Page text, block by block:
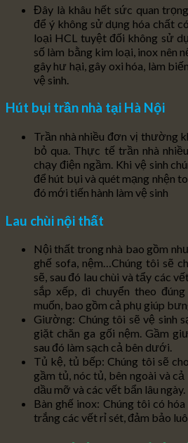
Đây là khâu hết sức quan
để ý không sử dụng hóa chất
loại HCL tuyệt đối không sử
số làm bằng kim loại, inox nên
gây hư hại, gây oxi hóa, làm
vệ sinh.
Hút bụi trần nhà tại Hà Nội
Trần nhà nhiều đơn vị thường
bỏ qua. Thực tế trần nhà
chạy điện ngầm. Khi vệ sinh
để hút bụi và quét mạng nhện
đó mới tiến hành làm vệ sinh
Lau chùi nội thất
Nội thất trong nhà bao gồm
ghế sofa, nệm…Chúng tôi sẽ
sẽ, sau đó lau chùi và tẩy các
sắp xếp, di chuyển theo
muốn, bao gồm cả phụ giúp
Giường: Chúng tôi sẽ vệ sinh
giặt chăn ga gối nệm. Gầm
sau đó làm sạch cả bên dưới.
Tủ kệ, tủ bếp: Chúng tôi sẽ
gầm tủ, nóc tủ, bên ngoài và
dầu mỡ và các vết bẩn lâu ngày.
Bàn ghế inox: Chúng tôi có
trắng các vết rỉ sét, đảm bảo